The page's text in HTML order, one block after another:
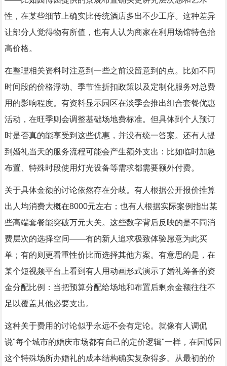
性，在某些细节上确实比传统酒店多出不少工序。这种差异
让部分人觉得物有所值，也有人认为商家在利用场馆特色抬
高价格。
在整理相关资料时注意到一些之前没留意到的点。比如不同
时间段的价格浮动、季节性折扣政策以及定制化服务对总费
用的影响程度。有资料显示园区在淡季会推出组合套餐优惠
活动，在旺季则会调整基础场地费标准。但具体到个人预订
时是否真的能享受到这些优惠，并没有统一答案。还有人提
到婚礼当天的服务流程可能会产生额外支出：比如临时加急
布置、特殊时段使用灯光设备等需求都需要额外付费。
关于具体金额的讨论依然存在分歧。有人根据公开报价推算
出人均消费大概在8000元左右；也有人根据实际案例指出某
些高端套餐能突破万元大关。这些数字背后反映的是不同消
费层次的选择空间——有的新人追求极致体验愿意为此买
单；有的则更看重性价比而选择其他方案。有意思的是，在
某个短视频平台上看到有人用动画形式演示了婚礼筹备的资
金分配比例：当把预算分配给场地和布置后剩余金额往往不
足以覆盖其他必要支出。
这种关于费用的讨论似乎永远不会有定论。就像有人调侃
说"每个城市的婚庆市场都有自己的定价逻辑"一样，在园博园
这个特殊场所办婚礼的成本结构确实复杂得多。从最初的价